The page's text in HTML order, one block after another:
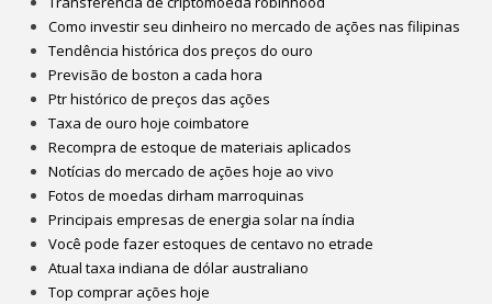
Como investir seu dinheiro no mercado de ações nas filipinas
Tendência histórica dos preços do ouro
Previsão de boston a cada hora
Ptr histórico de preços das ações
Taxa de ouro hoje coimbatore
Recompra de estoque de materiais aplicados
Notícias do mercado de ações hoje ao vivo
Fotos de moedas dirham marroquinas
Principais empresas de energia solar na índia
Você pode fazer estoques de centavo no etrade
Atual taxa indiana de dólar australiano
Top comprar ações hoje